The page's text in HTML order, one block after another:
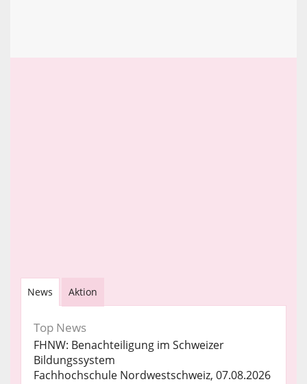
News Aktion
Top News
FHNW: Benachteiligung im Schweizer
Bildungssystem
Fachhochschule Nordwestschweiz, 07.08.2026